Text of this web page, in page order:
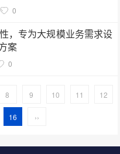
二手硬盘(179)
希捷总代理(177)
0
，专为大规模业务需求设
案
0
8 9 10 11 12
16 ››